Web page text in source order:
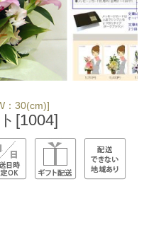
：30(cm)]
[1004]